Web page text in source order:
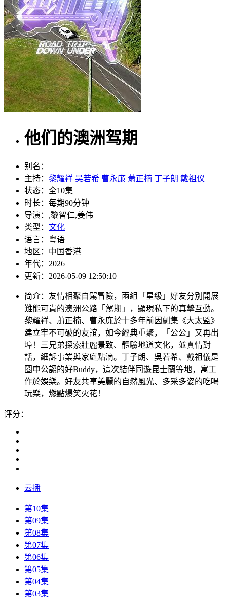
他们的澳洲驾期
别名：
主持： 黎耀祥 吴若希 曹永廉 萧正楠 丁子朗 戴祖仪
状态： 全10集
时长： 每期90分钟
导演： ,黎智仁,姜伟
类型： 文化
语言： 粤语
地区： 中国香港
年代： 2026
更新： 2026-05-09 12:50:10
简介： 友情相聚自駕冒險，兩組「星級」好友分別開展
難能可貴的澳洲公路「駕期」，顯現私下的真摯互動。
黎耀祥、蕭正楠、曹永廉於十多年前因劇集《大太監》
建立牢不可破的友誼，如今經典重聚，「公公」又再出
埠！三兄弟探索壯麗景致、體驗地道文化，並真情對
話，細訴事業與家庭點滴。丁子朗、吳若希、戴祖儀是
圈中公認的好Buddy，這次結伴同遊昆士蘭等地，寓工
作於娛樂。好友共享美麗的自然風光、多采多姿的吃喝
玩樂，燃點爆笑火花！
评分：
云播
第10集
第09集
第08集
第07集
第06集
第05集
第04集
第03集